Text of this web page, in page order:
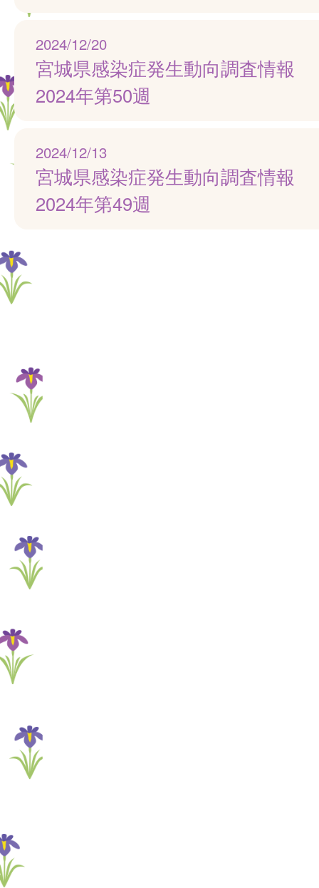
2024/12/20
宮城県感染症発生動向調査情報
2024年第50週
2024/12/13
宮城県感染症発生動向調査情報
2024年第49週